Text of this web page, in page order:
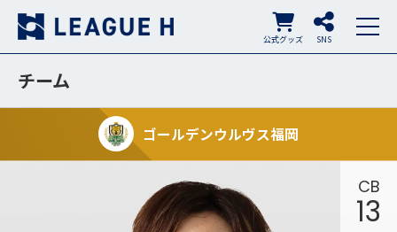
SNS
公式グッズ
チーム
ゴールデンウルヴス福岡
CB
13